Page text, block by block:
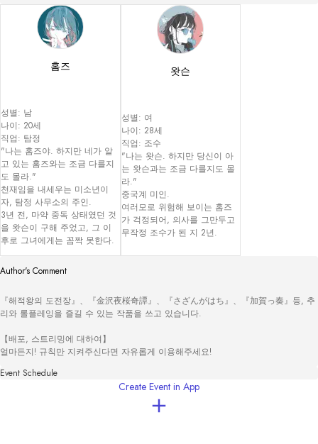
홈즈
성별: 남
나이: 20세
직업: 탐정
"나는 홈즈야. 하지만 네가 알
고 있는 홈즈와는 조금 다를지
도 몰라."
천재임을 내세우는 미소년이
자, 탐정 사무소의 주인.
3년 전, 마약 중독 상태였던 것
을 왓슨이 구해 주었고, 그 이
후로 그녀에게는 꼼짝 못한다.
왓슨
성별: 여
나이: 28세
직업: 조수
"나는 왓슨. 하지만 당신이 아
는 왓슨과는 조금 다를지도 몰
라."
중국계 미인.
여러모로 위험해 보이는 홈즈
가 걱정되어, 의사를 그만두고
무작정 조수가 된 지 2년.
Author's Comment
『해적왕의 도전장』、『金沢夜桜奇譚』、『さざんがはち』、『加賀っ奏』등, 추
리와 롤플레잉을 즐길 수 있는 작품을 쓰고 있습니다.
【배포, 스트리밍에 대하여】
얼마든지! 규칙만 지켜주신다면 자유롭게 이용해주세요!
Event Schedule
Create Event in App